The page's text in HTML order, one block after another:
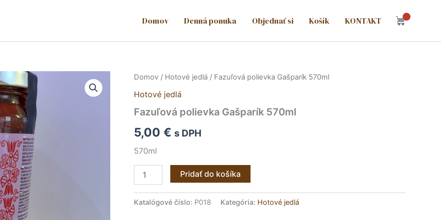
Domov Denná ponuka Objednať si Košík KONTAKT
Domov / Hotové jedlá / Fazuľová polievka Gašparík 570ml
Hotové jedlá
Fazuľová polievka Gašparík 570ml
5,00 € s DPH
570ml
množstvo
polievka
570ml
Pridať do košíka
Katalógové číslo: P018 Kategória: Hotové jedlá